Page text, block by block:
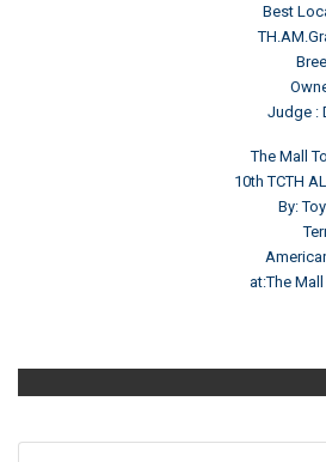
Best
Judge :
The Mall
10th TCTH
By:
at:The